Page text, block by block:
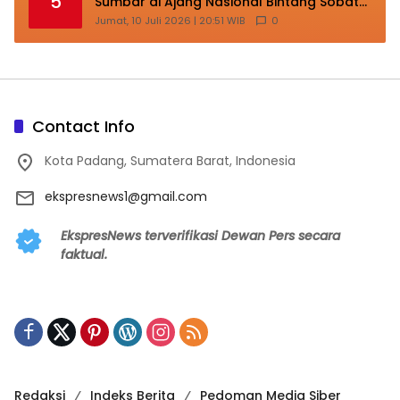
SMP
Jumat, 10 Juli 2026 | 20:51 WIB 0
Contact Info
Kota Padang, Sumatera Barat, Indonesia
ekspresnews1@gmail.com
EkspresNews terverifikasi Dewan Pers secara
faktual.
Redaksi Indeks Berita Pedoman Media Siber